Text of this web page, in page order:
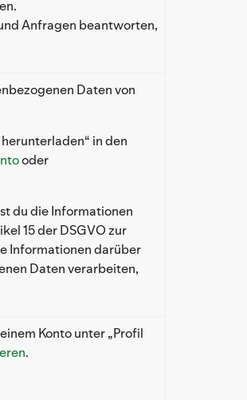
Anfragen beantworten,
Daten von
in den
oder
du die Informationen
15 der DSGVO zur
Informationen darüber
Daten verarbeiten,
Konto unter „Profil
.